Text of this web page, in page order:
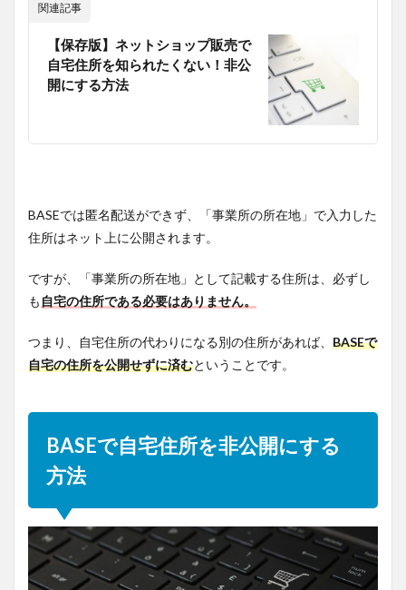
関連記事
【保存版】ネットショップ販売で
自宅住所を知られたくない！非公
開にする方法
BASEでは匿名配送ができず、「事業所の所在地」で入力した
住所はネット上に公開されます。
ですが、「事業所の所在地」として記載する住所は、必ずし
も 自宅の住所である必要はありません。
つまり、自宅住所の代わりになる別の住所があれば、 BASEで
自宅の住所を公開せずに済むということです。
BASEで自宅住所を非公開にする
方法